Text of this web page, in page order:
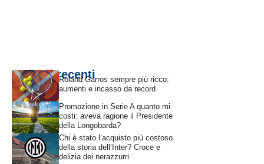
Articoli recentiRoland Garros sempre più ricco:
aumenti e incasso da record
Promozione in Serie A quanto mi
costi: aveva ragione il Presidente
della Longobarda?
Chi è stato l’acquisto più costoso
della storia dell’Inter? Croce e
delizia dei nerazzurri